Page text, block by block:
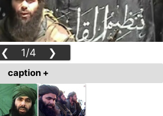
❮ 1/4 ❯
caption +